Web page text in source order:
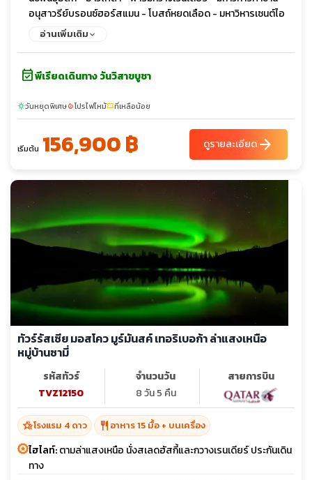
อนุสาวรีย์บรอนซ์ฮอร์สแมน - โบสถ์หยดเลือด - มหาวิหารเซนต์ไอ
แซค - พระราชวังปีเตอร์ฮอฟ - พิพิธภัณฑ์เฮอร์มิเทจ - พระราชวัง
อ่านเพิ่มเติม
event_availableพีเรียดเดินทาง วันวิสาขบูชา
sunnyวันหยุดพิเศษlocal_fire_departmentโปรไฟไหม้confirmation_numberที่เหลือน้อย
เริ่มต้น 156,900 ฿ ดูรายละเอียดarrow_forward
ทัวร์รัสเซีย มอสโคว มูร์มันสค์ เทอริเบอก้า ล่าแสงเหนือ
หมู่บ้านซามี่
รหัสทัวร์
TVZ12150
จำนวนวัน
8 วัน 5 คืน
สายการบิน
hotel_classโรงแรม 4 ดาว restaurant อาหาร 15 มื้อ + บนเครื่อง
ไฮไลท์:ตามล่าแสงเหนือ นั่งสเลดฮัสกี้และกวางเรนเดียร์ ประกันเดิน
ทาง